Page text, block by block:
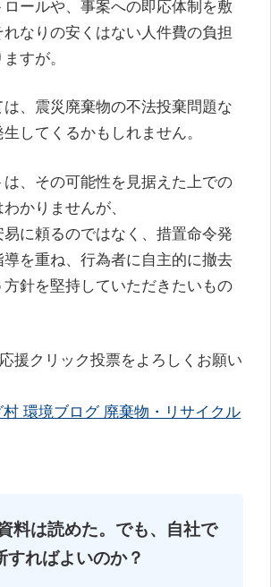
ロールや、事案への即応体制を敷
れなりの安くはない人件費の負担
すが。
、震災廃棄物の不法投棄問題な
してくるかもしれません。
は、その可能性を見据えた上での
かりませんが、
に頼るのではなく、措置命令発
を重ね、行為者に自主的に撤去
方針を堅持していただきたいもの
援クリック投票をよろしくお願い
料は読めた。でも、自社で
すればよいのか？